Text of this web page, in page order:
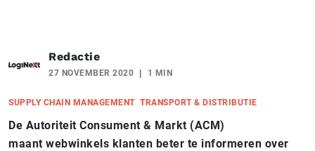
Redactie
27 NOVEMBER 2020 1 MIN
SUPPLY CHAIN MANAGEMENT TRANSPORT & DISTRIBUTIE
De Autoriteit Consument & Markt (ACM)
maant webwinkels klanten beter te informeren over